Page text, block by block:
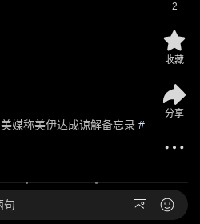
媒称美伊达成谅解备忘录 #
2
收藏
分享
句